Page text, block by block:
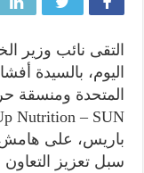
التقى نائب وزير
اليوم، بالسيدة
باريس، على هامش
سبل تعزيز التعاون